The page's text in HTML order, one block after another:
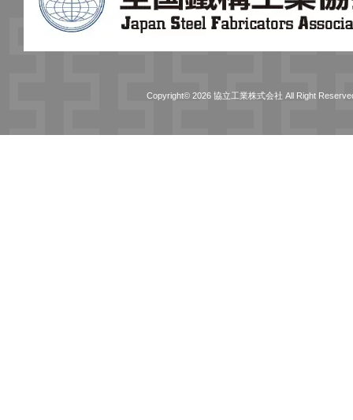
Copyright© 2026 協立工業株式会社 All Right